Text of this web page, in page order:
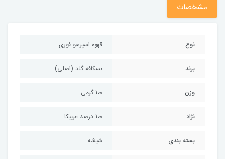
مشخصات
نوع قهوه اسپرسو فوری
برند نسکافه گلد (اصلی)
وزن 100 گرمی
نژاد 100 درصد عربیکا
بسته بندی شیشه